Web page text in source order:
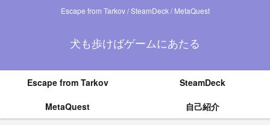
Escape from Tarkov / SteamDeck / MetaQuest
犬も歩けばゲームにあたる
Escape from Tarkov
SteamDeck
MetaQuest
自己紹介